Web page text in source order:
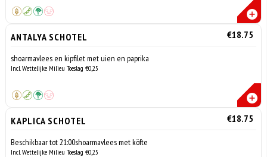
ANTALYA SCHOTEL €18.75
shoarmavlees en kipfilet met uien en paprika
Incl. Wettelijke Milieu Toeslag €0,25
KAPLICA SCHOTEL €18.75
Beschikbaar tot 21:00shoarmavlees met köfte
Incl. Wettelijke Milieu Toeslag €0,25